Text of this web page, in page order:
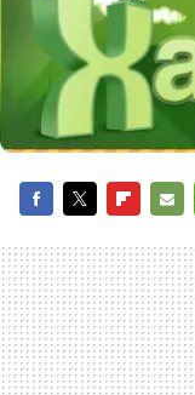
MAIL